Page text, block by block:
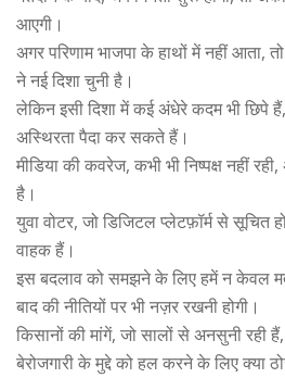
आएगी।
अगर परिणाम भाजपा के हाथों में नहीं आता,
ने नई दिशा चुनी है।
लेकिन इसी दिशा में कई अंधेरे कदम भी छिपे
अस्थिरता पैदा कर सकते हैं।
मीडिया की कवरेज, कभी भी निष्पक्ष नहीं
है।
युवा वोटर, जो डिजिटल प्लेटफ़ॉर्म से सूचित
वाहक हैं।
इस बदलाव को समझने के लिए हमें न केवल
बाद की नीतियों पर भी नज़र रखनी होगी।
किसानों की मांगें, जो सालों से अनसुनी
बेरोजगारी के मुद्दे को हल करने के लिए क्या